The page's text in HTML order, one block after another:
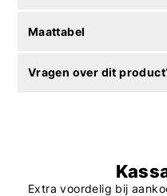
Maattabel
Vragen over dit
Extra voordelig bij